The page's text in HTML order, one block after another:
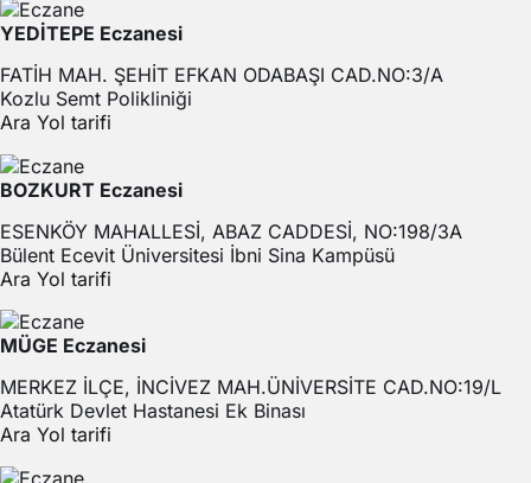
YEDİTEPE Eczanesi
FATİH MAH. ŞEHİT EFKAN ODABAŞI CAD.NO:3/A
Kozlu Semt Polikliniği
Ara Yol tarifi
BOZKURT Eczanesi
ESENKÖY MAHALLESİ, ABAZ CADDESİ, NO:198/3A
Bülent Ecevit Üniversitesi İbni Sina Kampüsü
Ara Yol tarifi
MÜGE Eczanesi
MERKEZ İLÇE, İNCİVEZ MAH.ÜNİVERSİTE CAD.NO:19/L
Atatürk Devlet Hastanesi Ek Binası
Ara Yol tarifi